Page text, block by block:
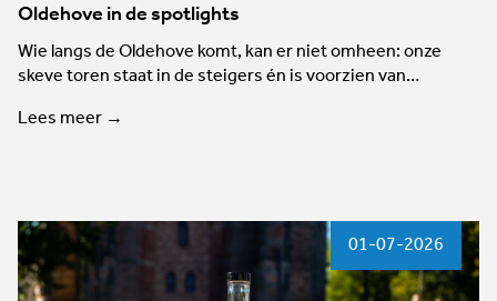
Oldehove in de spotlights
Wie langs de Oldehove komt, kan er niet omheen: onze
skeve toren staat in de steigers én is voorzien van…
Lees meer →
01-07-2026